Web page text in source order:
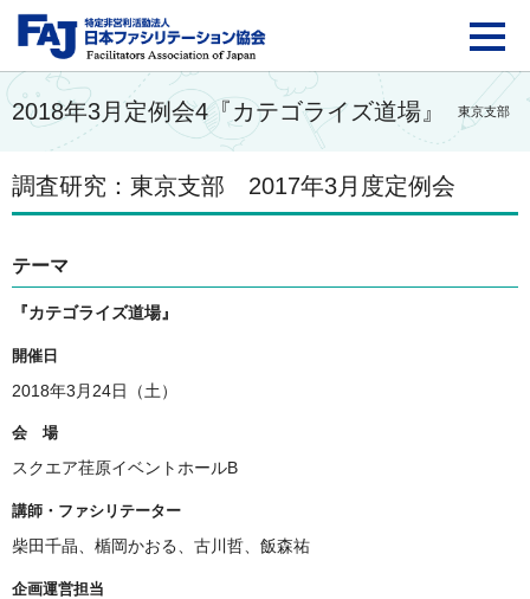
FAJ：特定非営利活動
2018年3月定例会4『カテゴライズ道場』 東京支部
調査研究：東京支部 2017年3月度定例会
テーマ
『カテゴライズ道場』
開催日
2018年3月24日（土）
会 場
スクエア荏原イベントホールB
講師・ファシリテーター
柴田千晶、楯岡かおる、古川哲、飯森祐
企画運営担当